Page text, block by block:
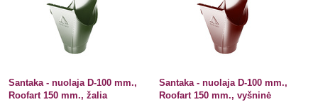
Santaka - nuolaja D-100 mm.,
Roofart 150 mm., žalia
Santaka - nuolaja D-100 mm.,
Roofart 150 mm., vyšninė